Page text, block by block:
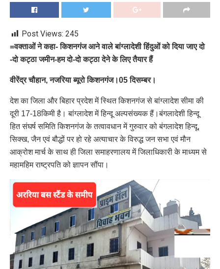
Post Views: 245
=वक्ताओं ने कहा- किशनगंज आने वाले बांग्लादेशी हिंदुओं को दिया जाए दो
-दो कट्ठा जमीन-हम दो-दो कट्ठा देने के लिए तैयार हैं
वीरेंद्र चौहान, नजरिया ब्यूरो किशनगंज।05 दिसम्बर।
देश का जिला और बिहार प्रदेश में स्थित किशनगंज से बांग्लादेश सीमा की
दूरी 17-18किमी है। बांग्लादेश में हिन्दू अल्पसंख्यक हैं।बंगलादेशी हिन्दू
हित संघर्ष समिति किशनगंज के तत्वावधान में गुरुवार को बंगलादेश हिन्दू,
सिक्ख, जैन एवं बौद्धों पर हो रहे अत्याचार के विरुद्ध जन सभा एवं मौन
आक्रोश मार्च के साथ ही जिला समाहरणालय में जिलाधिकारी के माध्यम से
महामहिम राष्ट्रपति को ज्ञापन सौंपा।